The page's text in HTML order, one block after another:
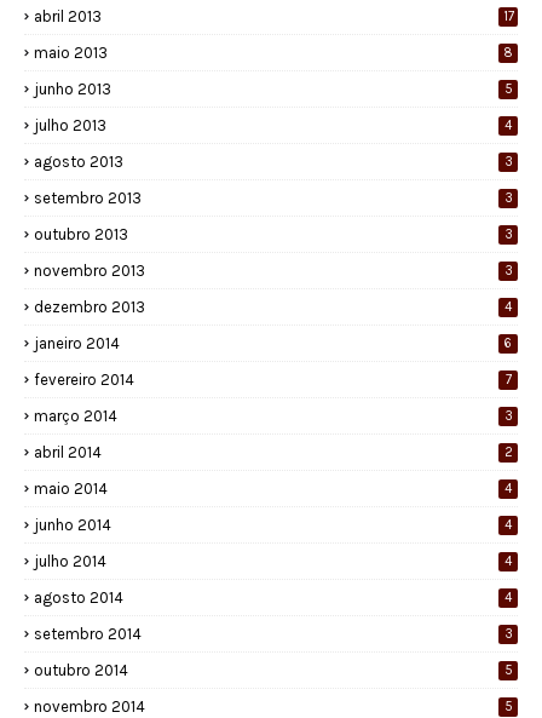
abril 2013 17
maio 2013 8
junho 2013 5
julho 2013 4
agosto 2013 3
setembro 2013 3
outubro 2013 3
novembro 2013 3
dezembro 2013 4
janeiro 2014 6
fevereiro 2014 7
março 2014 3
abril 2014 2
maio 2014 4
junho 2014 4
julho 2014 4
agosto 2014 4
setembro 2014 3
outubro 2014 5
novembro 2014 5